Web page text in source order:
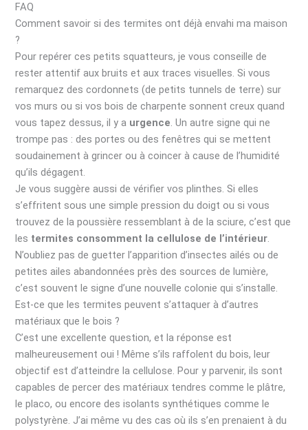
FAQ
Comment savoir si des termites ont déjà envahi ma maison
?
Pour repérer ces petits squatteurs, je vous conseille de
rester attentif aux bruits et aux traces visuelles. Si vous
remarquez des cordonnets (de petits tunnels de terre) sur
vos murs ou si vos bois de charpente sonnent creux quand
vous tapez dessus, il y a urgence. Un autre signe qui ne
trompe pas : des portes ou des fenêtres qui se mettent
soudainement à grincer ou à coincer à cause de l’humidité
qu’ils dégagent.
Je vous suggère aussi de vérifier vos plinthes. Si elles
s’effritent sous une simple pression du doigt ou si vous
trouvez de la poussière ressemblant à de la sciure, c’est que
les termites consomment la cellulose de l’intérieur.
N’oubliez pas de guetter l’apparition d’insectes ailés ou de
petites ailes abandonnées près des sources de lumière,
c’est souvent le signe d’une nouvelle colonie qui s’installe.
Est-ce que les termites peuvent s’attaquer à d’autres
matériaux que le bois ?
C’est une excellente question, et la réponse est
malheureusement oui ! Même s’ils raffolent du bois, leur
objectif est d’atteindre la cellulose. Pour y parvenir, ils sont
capables de percer des matériaux tendres comme le plâtre,
le placo, ou encore des isolants synthétiques comme le
polystyrène. J’ai même vu des cas où ils s’en prenaient à du